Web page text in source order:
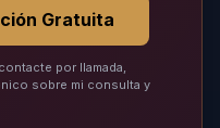
Gratuita
por llamada,
sobre mi consulta y